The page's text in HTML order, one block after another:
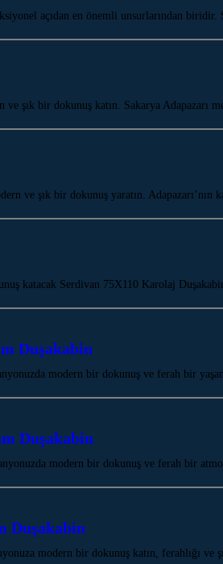
açıdan en önemli unsurlarından biridir.
şık bir dokunuş katın. Sakarya
ve şık bir dokunuş yaratın. Adapazarı’nın
katacak Serdivan 75X110 Karolaj
Duşakabin
modern bir dokunuş ve ferah bir
Duşakabin
modern bir dokunuş ve ferah bir
Duşakabin
modern bir dokunuş katın, ferahlığı ve